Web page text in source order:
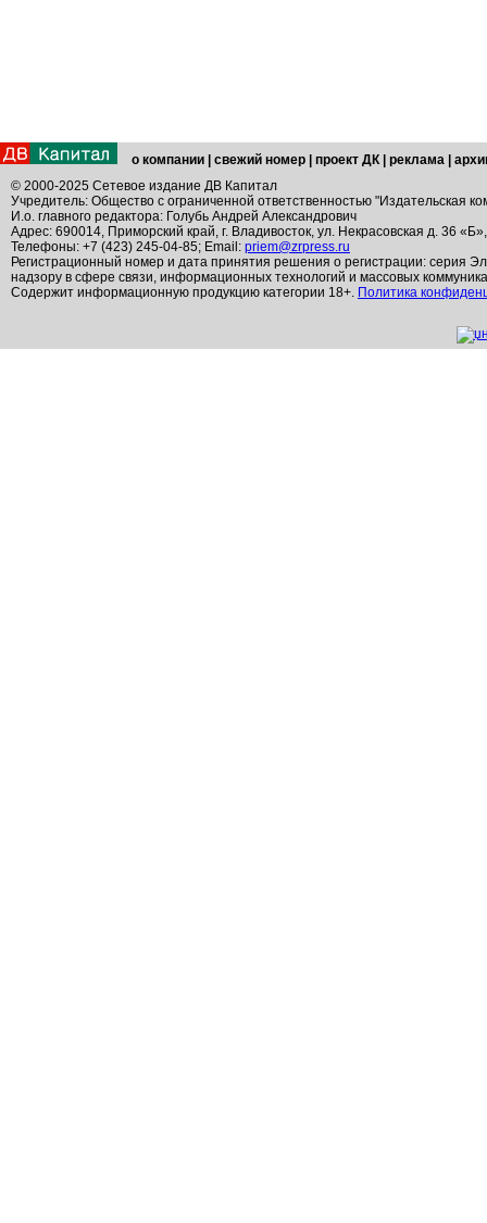
о компании свежий номер проект ДК реклама
© 2000-2025 Сетевое издание ДВ Капитал
Учредитель: Общество с ограниченной ответственностью "Издательская
И.о. главного редактора: Голубь Андрей Александрович
Адрес: 690014, Приморский край, г. Владивосток, ул. Некрасовская д. 36
Телефоны: +7 (423) 245-04-85; Email: priem@zrpress.ru
Регистрационный номер и дата принятия решения о регистрации: серия
надзору в сфере связи, информационных технологий и массовых
Содержит информационную продукцию категории 18+. Политика